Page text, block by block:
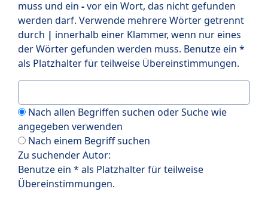
muss und ein -vor ein Wort, das nicht gefunden
werden darf. Verwende mehrere Wörter getrennt
durch | innerhalb einer Klammer, wenn nur eines
der Wörter gefunden werden muss. Benutze ein *
als Platzhalter für teilweise Übereinstimmungen.
Nach allen Begriffen suchen oder Suche wie
angegeben verwenden
Nach einem Begriff suchen
Zu suchender Autor:
Benutze ein * als Platzhalter für teilweise
Übereinstimmungen.